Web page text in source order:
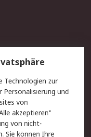
Technologien zur
und
von
akzeptieren"
von nicht-
Sie können Ihre